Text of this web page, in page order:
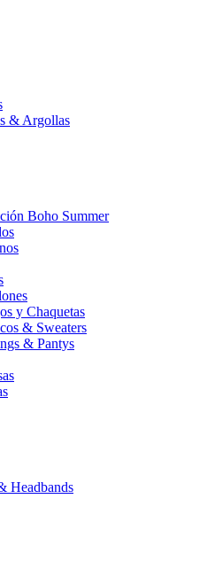
& Argollas
Boho Summer
y Chaquetas
& Sweaters
& Pantys
Headbands